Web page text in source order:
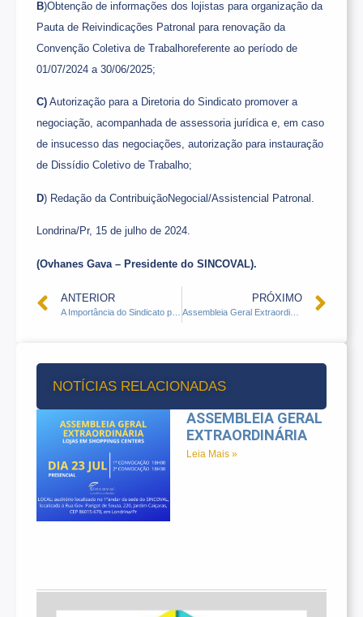
B)Obtenção de informações dos lojistas para organização da
Pauta de Reivindicações Patronal para renovação da
Convenção Coletiva de Trabalhoreferente ao período de
01/07/2024 a 30/06/2025;
C) Autorização para a Diretoria do Sindicato promover a
negociação, acompanhada de assessoria jurídica e, em caso
de insucesso das negociações, autorização para instauração
de Dissídio Coletivo de Trabalho;
D) Redação da ContribuiçãoNegocial/Assistencial Patronal.
Londrina/Pr, 15 de julho de 2024.
(Ovhanes Gava – Presidente do SINCOVAL).
ANTERIOR PRÓXIMO
Assembleia Geral Extraordinária Supermercados e Congêneres
NOTÍCIAS RELACIONADAS
ASSEMBLEIA GERAL
EXTRAORDINÁRIA
Leia Mais »